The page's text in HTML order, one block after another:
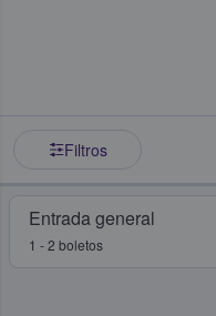
Filtros
Entrada general
1 - 2 boletos